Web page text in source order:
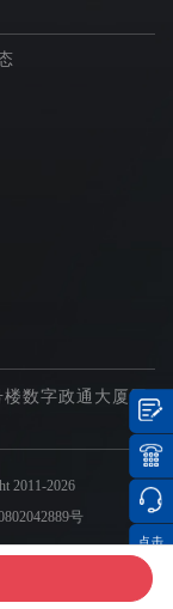
数字政通大厦四
2011-2026
号
点击
分享